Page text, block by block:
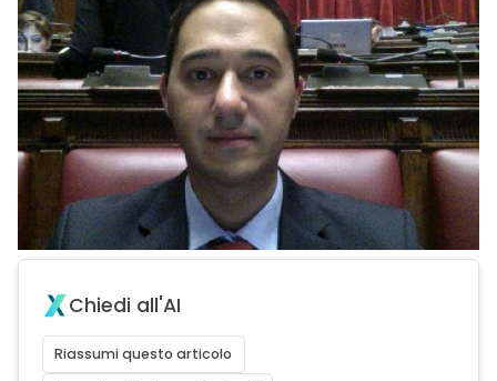
Chiedi all'AI
Riassumi questo articolo